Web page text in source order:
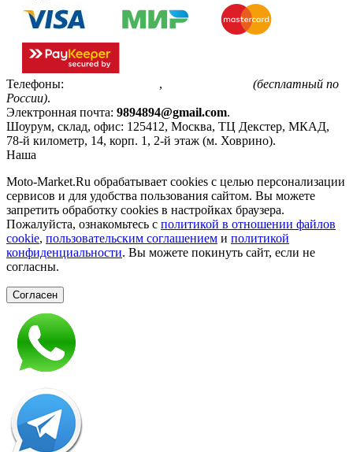
Телефоны: ,
(бесплатный по
России).
Электронная почта: 9894894@gmail.com.
Шоурум, склад, офис: 125412, Москва, ТЦ Декстер, МКАД,
78-й километр, 14, корп. 1, 2-й этаж (м. Ховрино).
Наша
Moto-Market.Ru обрабатывает сookies с целью персонализации
сервисов и для удобства пользования сайтом. Вы можете
запретить обработку сookies в настройках браузера.
Пожалуйста, ознакомьтесь с политикой в отношении файлов
cookie, пользовательским соглашением и политикой
конфиденциальности. Вы можете покинуть сайт, если не
согласны.
Согласен